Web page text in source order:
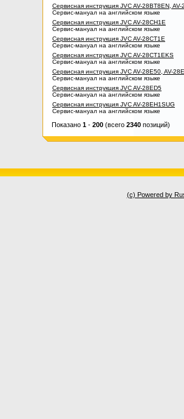
Сервисная инструкция JVC AV-28BT8EN,
Сервис-мануал на английском языке
Сервисная инструкция JVC AV-28CH1E
Сервис-мануал на английском языке
Сервисная инструкция JVC AV-28CT1E
Сервис-мануал на английском языке
Сервисная инструкция JVC AV-28CT1EKS
Сервис-мануал на английском языке
Сервисная инструкция JVC AV-28E50, AV-
Сервис-мануал на английском языке
Сервисная инструкция JVC AV-28ED5
Сервис-мануал на английском языке
Сервисная инструкция JVC AV-28EH1SUG
Сервис-мануал на английском языке
Показано 1 - 200 (всего 2340 позиций)
(c) Powered by